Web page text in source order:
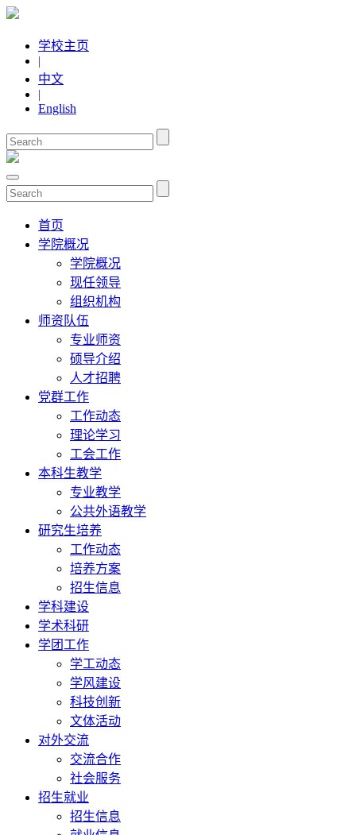
学校主页
|
中文
|
English
首页
学院概况
学院概况
现任领导
组织机构
师资队伍
专业师资
硕导介绍
人才招聘
党群工作
工作动态
理论学习
工会工作
本科生教学
专业教学
公共外语教学
研究生培养
工作动态
培养方案
招生信息
学科建设
学术科研
学团工作
学工动态
学风建设
科技创新
文体活动
对外交流
交流合作
社会服务
招生就业
招生信息